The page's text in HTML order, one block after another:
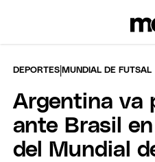
DEPORTES |MUNDIAL DE FUTSAL
Argentina va
ante Brasil
del Mundial